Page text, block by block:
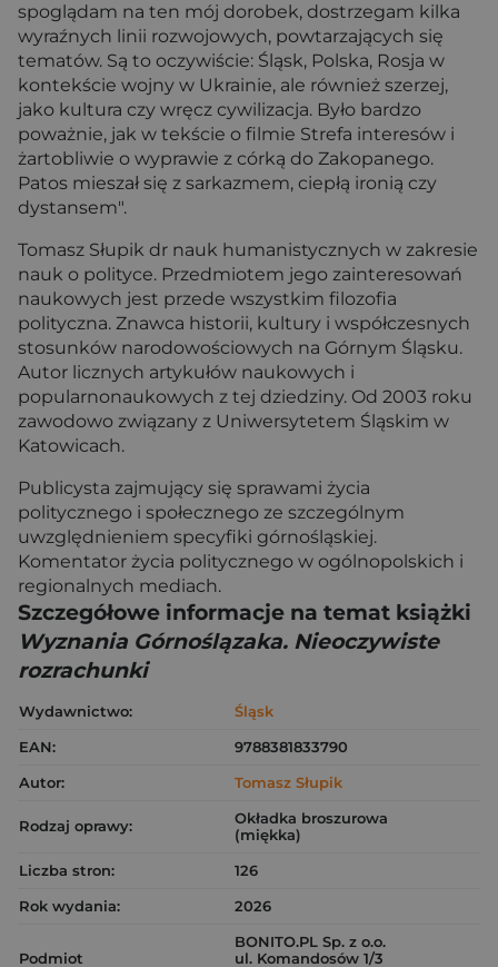
spoglądam na ten mój dorobek, dostrzegam kilka
wyraźnych linii rozwojowych, powtarzających się
tematów. Są to oczywiście: Śląsk, Polska, Rosja w
kontekście wojny w Ukrainie, ale również szerzej,
jako kultura czy wręcz cywilizacja. Było bardzo
poważnie, jak w tekście o filmie Strefa interesów i
żartobliwie o wyprawie z córką do Zakopanego.
Patos mieszał się z sarkazmem, ciepłą ironią czy
dystansem".
Tomasz Słupik dr nauk humanistycznych w zakresie
nauk o polityce. Przedmiotem jego zainteresowań
naukowych jest przede wszystkim filozofia
polityczna. Znawca historii, kultury i współczesnych
stosunków narodowościowych na Górnym Śląsku.
Autor licznych artykułów naukowych i
popularnonaukowych z tej dziedziny. Od 2003 roku
zawodowo związany z Uniwersytetem Śląskim w
Katowicach.
Publicysta zajmujący się sprawami życia
politycznego i społecznego ze szczególnym
uwzględnieniem specyfiki górnośląskiej.
Komentator życia politycznego w ogólnopolskich i
regionalnych mediach.
Szczegółowe informacje na temat książki
Wyznania Górnoślązaka. Nieoczywiste
rozrachunki
Wydawnictwo:
Śląsk
EAN:
9788381833790
Autor:
Tomasz Słupik
Rodzaj oprawy:
Okładka broszurowa
(miękka)
Liczba stron:
126
Rok wydania:
2026
Podmiot
BONITO.PL Sp. z o.o.
ul. Komandosów 1/3